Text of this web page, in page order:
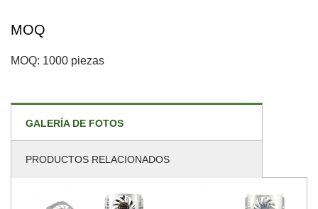
MOQ
MOQ: 1000 piezas
GALERÍA DE FOTOS
PRODUCTOS RELACIONADOS